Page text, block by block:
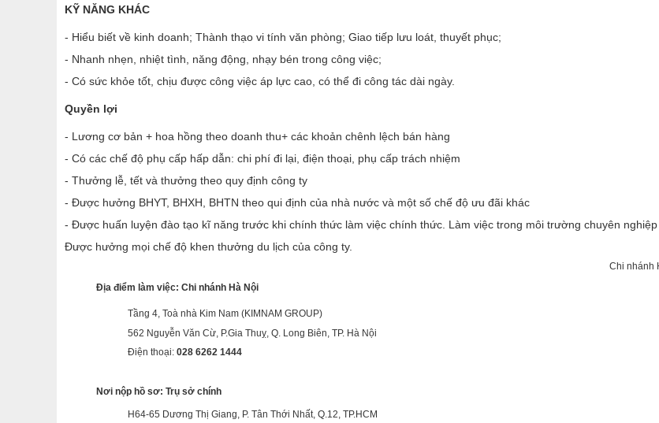
KỸ NĂNG KHÁC
- Hiểu biết về kinh doanh; Thành thạo vi tính văn phòng; Giao tiếp lưu loát, thuyết phục;
- Nhanh nhẹn, nhiệt tình, năng động, nhạy bén trong công việc;
- Có sức khỏe tốt, chịu được công việc áp lực cao, có thể đi công tác dài ngày.
Quyền lợi
- Lương cơ bản + hoa hồng theo doanh thu+ các khoản chênh lệch bán hàng
- Có các chế độ phụ cấp hấp dẫn: chi phí đi lại, điện thoại, phụ cấp trách nhiệm
- Thưởng lễ, tết và thưởng theo quy định công ty
- Được hưởng BHYT, BHXH, BHTN theo qui định của nhà nước và một số chế độ ưu đãi khác
- Được huấn luyện đào tạo kĩ năng trước khi chính thức làm việc chính thức. Làm việc trong môi trường chuyên nghiệp
Được hưởng mọi chế độ khen thưởng du lịch của công ty.
Địa điểm làm việc: Chi nhánh Hà Nội
Tầng 4, Toà nhà Kim Nam (KIMNAM GROUP)
562 Nguyễn Văn Cừ, P.Gia Thuỵ, Q. Long Biên, TP. Hà Nội
Điện thoại: 028 6262 1444
Nơi nộp hồ sơ: Trụ sở chính
H64-65 Dương Thị Giang, P. Tân Thới Nhất, Q.12, TP.HCM
Chi nhánh